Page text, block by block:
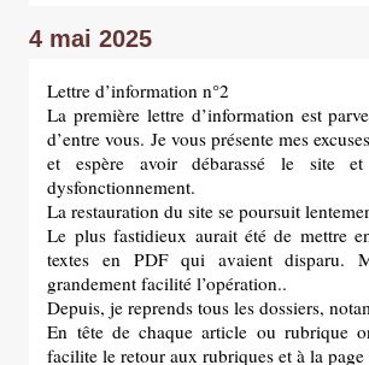
4 mai 2025
Lettre d’information n°2
La première lettre d’information est
d’entre vous. Je vous présente mes
et espère avoir débarassé le site
dysfonctionnement.
La restauration du site se poursuit
Le plus fastidieux aurait été de mettre
textes en PDF qui avaient disparu.
grandement facilité l’opération..
Depuis, je reprends tous les dossiers,
En tête de chaque article ou rubrique
facilite le retour aux rubriques et à la